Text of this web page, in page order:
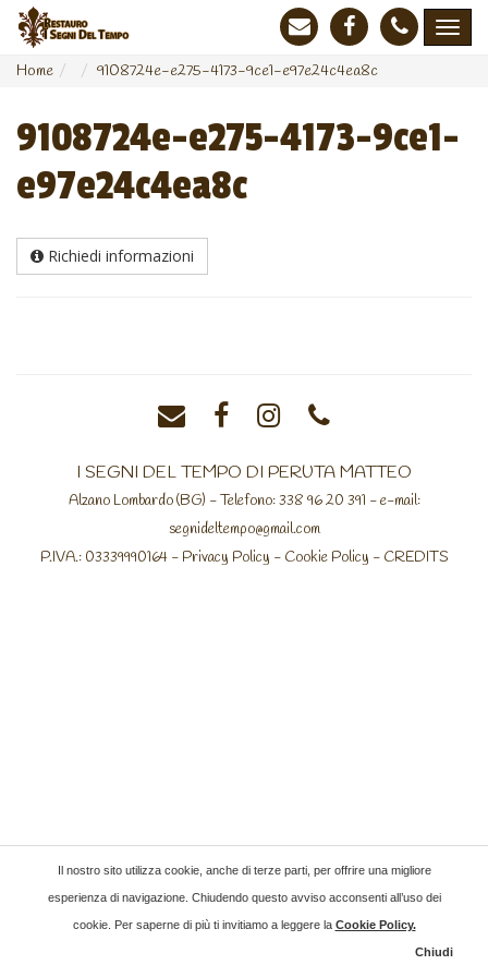
Home 9108724e-e275-4173-9ce1-e97e24c4ea8c
9108724e-e275-4173-9ce1-
e97e24c4ea8c
Richiedi informazioni
I SEGNI DEL TEMPO DI PERUTA MATTEO
Alzano Lombardo (BG) - Telefono: 338 96 20 391 - e-mail:
segnideltempo@gmail.com
P.IVA.: 03339990164 - Privacy Policy - Cookie Policy - CREDITS
Il nostro sito utilizza cookie, anche di terze parti, per offrire una migliore
esperienza di navigazione. Chiudendo questo avviso acconsenti all’uso dei
cookie. Per saperne di più ti invitiamo a leggere la Cookie Policy.
Chiudi